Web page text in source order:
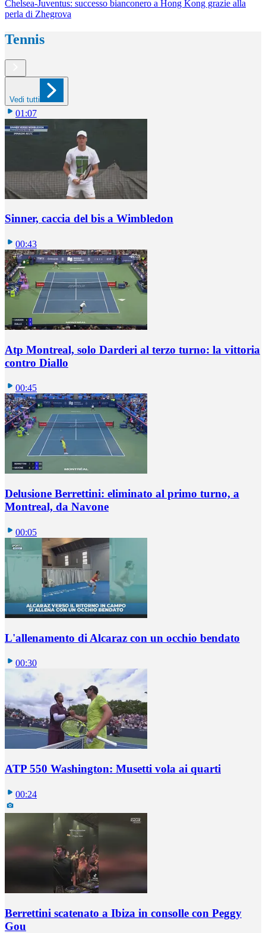
Chelsea-Juventus: successo bianconero a Hong Kong grazie alla
perla di Zhegrova
Tennis
Vedi tutti
01:07
Sinner, caccia del bis a Wimbledon
00:43
Atp Montreal, solo Darderi al terzo turno: la vittoria
contro Diallo
00:45
Delusione Berrettini: eliminato al primo turno, a
Montreal, da Navone
00:05
L'allenamento di Alcaraz con un occhio bendato
00:30
ATP 550 Washington: Musetti vola ai quarti
00:24
Berrettini scatenato a Ibiza in consolle con Peggy
Gou